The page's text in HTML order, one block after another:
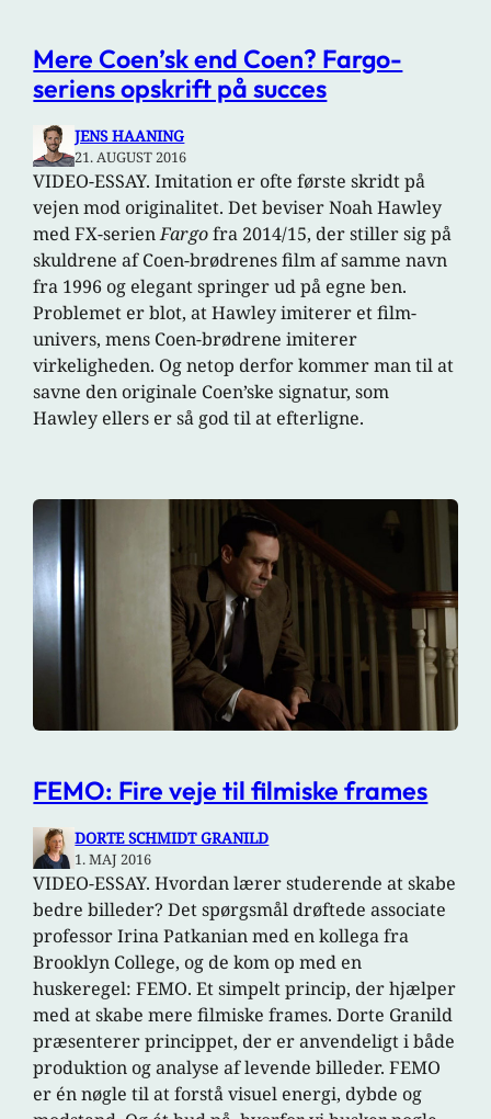
Mere Coen’sk end Coen? Fargo-
seriens opskrift på succes
JENS HAANING
21. AUGUST 2016
VIDEO-ESSAY. Imitation er ofte første skridt på
vejen mod originalitet. Det beviser Noah Hawley
med FX-serienFargofra 2014/15, der stiller sig på
skuldrene af Coen-brødrenes film af samme navn
fra 1996 og elegant springer ud på egne ben.
Problemet er blot, at Hawley imiterer et film-
univers, mens Coen-brødrene imiterer
virkeligheden. Og netop derfor kommer man til at
savne den originale Coen’ske signatur, som
Hawley ellers er så god til at efterligne.
FEMO: Fire veje til filmiske frames
DORTE SCHMIDT GRANILD
1. MAJ 2016
VIDEO-ESSAY. Hvordan lærer studerende at skabe
bedre billeder? Det spørgsmål drøftede associate
professor Irina Patkanian med en kollega fra
Brooklyn College, og de kom op med en
huskeregel: FEMO. Et simpelt princip, der hjælper
med at skabe mere filmiske frames. Dorte Granild
præsenterer princippet, der er anvendeligt i både
produktion og analyse af levende billeder. FEMO
er én nøgle til at forstå visuel energi, dybde og